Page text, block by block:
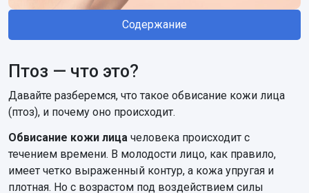
Содержание
Птоз — что это?
Давайте разберемся, что такое обвисание кожи лица
(птоз), и почему оно происходит.
Обвисание кожи лица человека происходит с
течением времени. В молодости лицо, как правило,
имеет четко выраженный контур, а кожа упругая и
плотная. Но с возрастом под воздействием силы